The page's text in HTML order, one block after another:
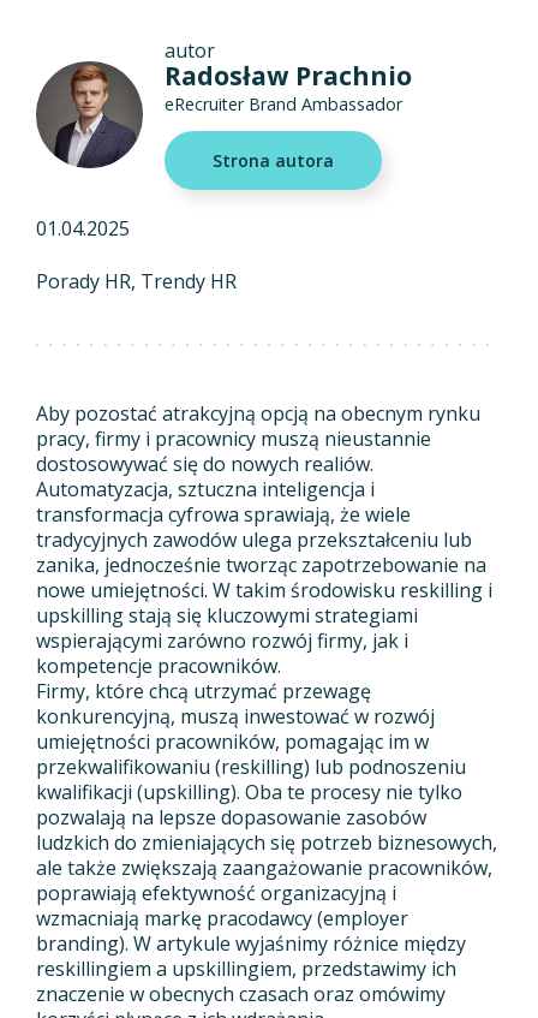
autor
Radosław Prachnio
eRecruiter Brand Ambassador
Strona autora
01.04.2025
Porady HR Trendy HR
Aby pozostać atrakcyjną opcją na obecnym rynku
pracy, firmy i pracownicy muszą nieustannie
dostosowywać się do nowych realiów.
Automatyzacja, sztuczna inteligencja i
transformacja cyfrowa sprawiają, że wiele
tradycyjnych zawodów ulega przekształceniu lub
zanika, jednocześnie tworząc zapotrzebowanie na
nowe umiejętności. W takim środowisku reskilling i
upskilling stają się kluczowymi strategiami
wspierającymi zarówno rozwój firmy, jak i
kompetencje pracowników.
Firmy, które chcą utrzymać przewagę
konkurencyjną, muszą inwestować w rozwój
umiejętności pracowników, pomagając im w
przekwalifikowaniu (reskilling) lub podnoszeniu
kwalifikacji (upskilling). Oba te procesy nie tylko
pozwalają na lepsze dopasowanie zasobów
ludzkich do zmieniających się potrzeb biznesowych,
ale także zwiększają zaangażowanie pracowników,
poprawiają efektywność organizacyjną i
wzmacniają markę pracodawcy (employer
branding). W artykule wyjaśnimy różnice między
reskillingiem a upskillingiem, przedstawimy ich
znaczenie w obecnych czasach oraz omówimy